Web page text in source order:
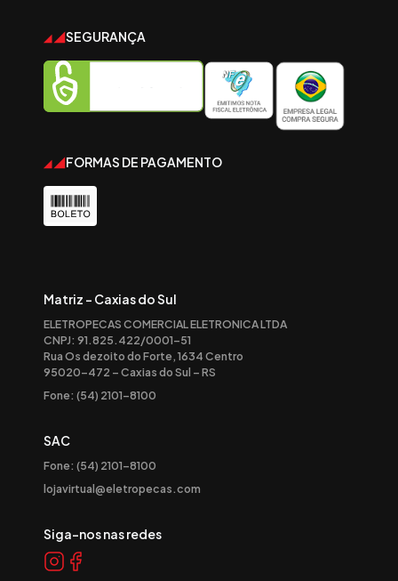
SEGURANÇA
FORMAS DE PAGAMENTO
Matriz - Caxias do Sul
ELETROPECAS COMERCIAL ELETRONICA LTDA
CNPJ: 91.825.422/0001-51
Rua Os dezoito do Forte, 1634 Centro
95020-472 – Caxias do Sul – RS
Fone: (54) 2101-8100
SAC
Fone: (54) 2101-8100
lojavirtual@eletropecas.com
Siga-nos nas redes